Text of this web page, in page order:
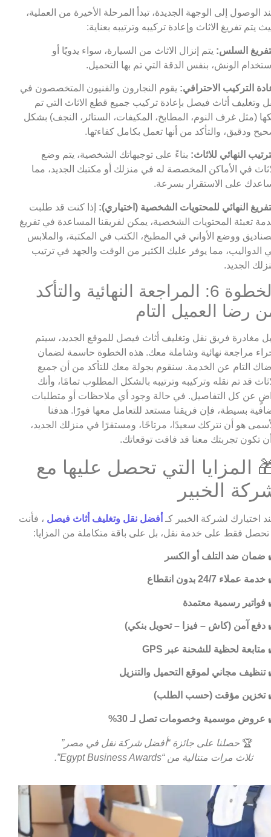
الوصول إلى الوجهة الجديدة، تبدأ المرحلة الأخيرة من العملية،
يتم تفريغ الاثاث وإعادة تركيبه وترتيبه بعناية:
السلس: يتم إنزال الاثاث من السيارة، سواء يدويًا أو
الونش، بنفس الدقة التي تم بها التحميل.
التركيب الاحترافي: يقوم النجارون والفنيون المتخصصون في
وتغليف أثاث فيصل بإعادة تركيب جميع قطع الاثاث التي تم
(مثل غرف النوم، المطابخ، المكيفات، الستائر، النجف) بشكل
ودقيق، والتأكد من أنها تعمل بكامل كفاءتها.
النهائي للاثاث: بناءً على توجيهاتك الشخصية، يتم وضع
في الأماكن المخصصة له في منزلك أو مكتبك الجديد، مما
على الاستقرار بسرعة.
النهائي للمحتويات الشخصية (اختياري): إذا كنت قد طلبت
تعبئة المحتويات الشخصية، يمكن لفريقنا المساعدة في تفريغ
ووضع الأواني في المطبخ، الكتب في المكتبة، والملابس
الدواليب، مما يوفر عليك الكثير من الوقت والجهد في ترتيب
الجديد.
الخطوة 6: المراجعة النهائية والتأكد
رضا العميل التام
مغادرة فريق نقل وتغليف أثاث فيصل للموقع الجديد، سيتم
مراجعة نهائية وشاملة معك. هذه الخطوة حاسمة لضمان
التام عن الخدمة. سنقوم بجولة معك للتأكد من أن جميع
قد تم نقله وتركيبه وترتيبه بالشكل المطلوب تمامًا، وأنك
عن كل التفاصيل. في حالة وجود أي ملاحظات أو متطلبات
بسيطة، فإن فريقنا مستعد للتعامل معها فورًا. هدفنا
هو أن نتركك سعيدًا، مرتاحًا، ومستقرًا في منزلك الجديد،
تكون تجربتك معنا قد فاقت توقعاتك.
المزايا التي تحصل عليها مع
الخبير
اختيارك لشركة الخبير كـ أفضل نقل وتغليف أثاث فيصل ، فأنت
تحصل فقط على خدمة نقل، بل على باقة متكاملة من المزايا:
ضمان ضد التلف أو الكسر
خدمة عملاء 24/7 بدون انقطاع
فواتير رسمية معتمدة
دفع آمن (كاش – فيزا – تحويل بنكي)
متابعة لحظية للشحنة عبر GPS
تنظيف مجاني لموقع التحميل والتنزيل
تخزين مؤقت (حسب الطلب)
عروض موسمية وخصومات تصل لـ 30%
🏆 حصلنا على جائزة “أفضل شركة نقل في مصر”
ثلاث مرات متتالية من “Egypt Business Awards”.